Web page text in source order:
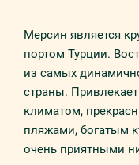
Мерсин является
портом Турции.
из самых
страны.
климатом,
пляжами, богатым
очень приятными